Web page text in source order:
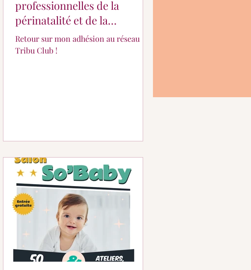
professionnelles de la
périnatalité et de la
parentalité
Retour sur mon adhésion au réseau
Tribu Club !